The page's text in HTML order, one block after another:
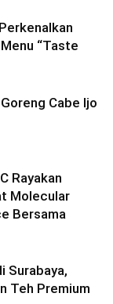
“Taste
Cabe Ijo
Rayakan
Molecular
Bersama
Surabaya,
Teh Premium